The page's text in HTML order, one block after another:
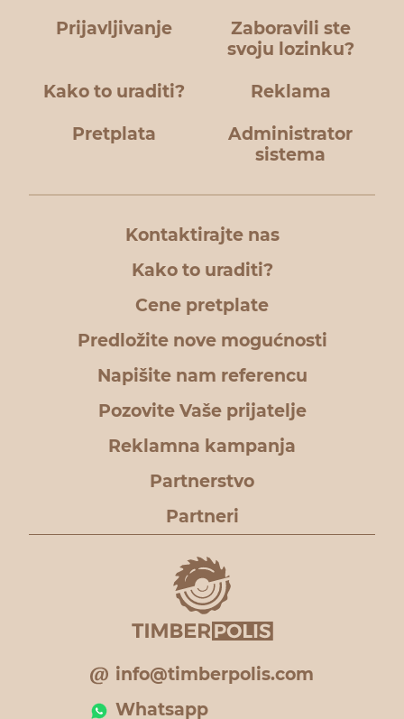
Prijavljivanje
Zaboravili ste
svoju lozinku?
Kako to uraditi? Reklama
Pretplata
Administrator
sistema
Kontaktirajte nas
Kako to uraditi?
Cene pretplate
Predložite nove mogućnosti
Napišite nam referencu
Pozovite Vaše prijatelje
Reklamna kampanja
Partnerstvo
Partneri
info@timberpolis.com
Whatsapp